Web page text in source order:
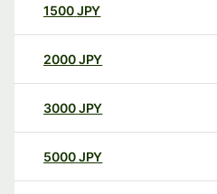
1500JPY
2000JPY
3000JPY
5000JPY